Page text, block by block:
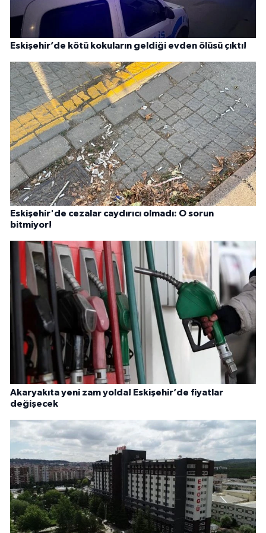
Eskişehir’de kötü kokuların geldiği evden ölüsü çıktı!
Eskişehir'de cezalar caydırıcı olmadı: O sorun
bitmiyor!
Akaryakıta yeni zam yolda! Eskişehir’de fiyatlar
değişecek